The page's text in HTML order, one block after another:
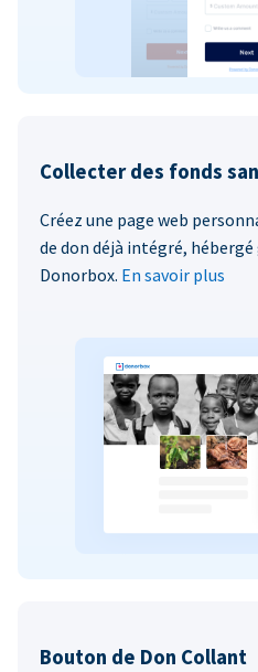
Collecter des fonds
Créez une page web
de don déjà intégré,
Donorbox. En savoir plus
Bouton de Don Collant